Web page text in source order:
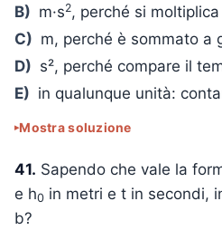
B) m·s2, perché si moltiplica
C) m, perché è sommato a
D) s², perché compare il
E) in qualunque unità:
Mostra soluzione
41. Sapendo che vale la
e h0 in metri e t in secondi,
b?